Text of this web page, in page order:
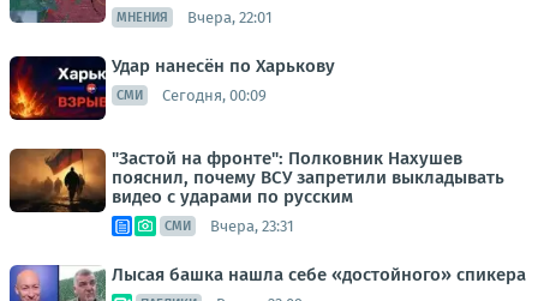
МНЕНИЯ Вчера, 22:01
Удар нанесён по Харькову
СМИ Сегодня, 00:09
"Застой на фронте": Полковник Нахушев
пояснил, почему ВСУ запретили выкладывать
видео с ударами по русским
СМИ Вчера, 23:31
Лысая башка нашла себе «достойного» спикера